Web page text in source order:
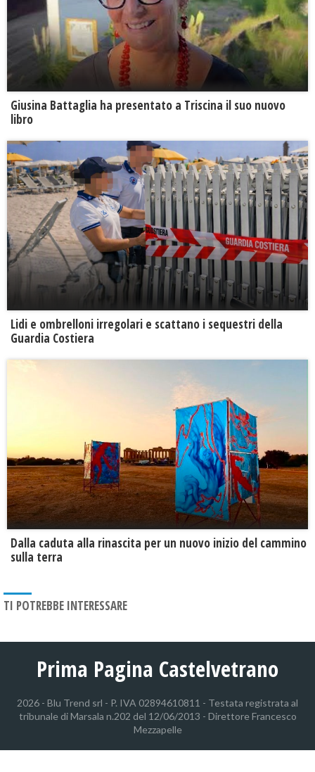
Giusina Battaglia ha presentato a Triscina il suo nuovo
libro
Lidi e ombrelloni irregolari e scattano i sequestri della
Guardia Costiera
Dalla caduta alla rinascita per un nuovo inizio del cammino
sulla terra
TI POTREBBE INTERESSARE
Prima Pagina Castelvetrano
2026 - Blu Trend srl - P. IVA 02894610811 - Testata registrata al
tribunale di Marsala n.202 del 12/06/2013 - Direttore Francesco
Mezzapelle